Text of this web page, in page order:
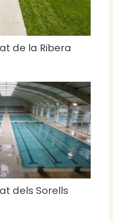
de la Ribera
dels Sorells